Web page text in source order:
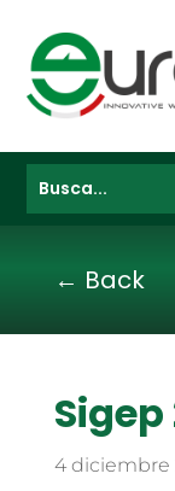
← Back
Sigep
4 diciembre